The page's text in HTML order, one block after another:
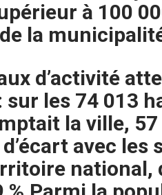
à 100
la
d’activité
sur les 74 013
la ville,
avec